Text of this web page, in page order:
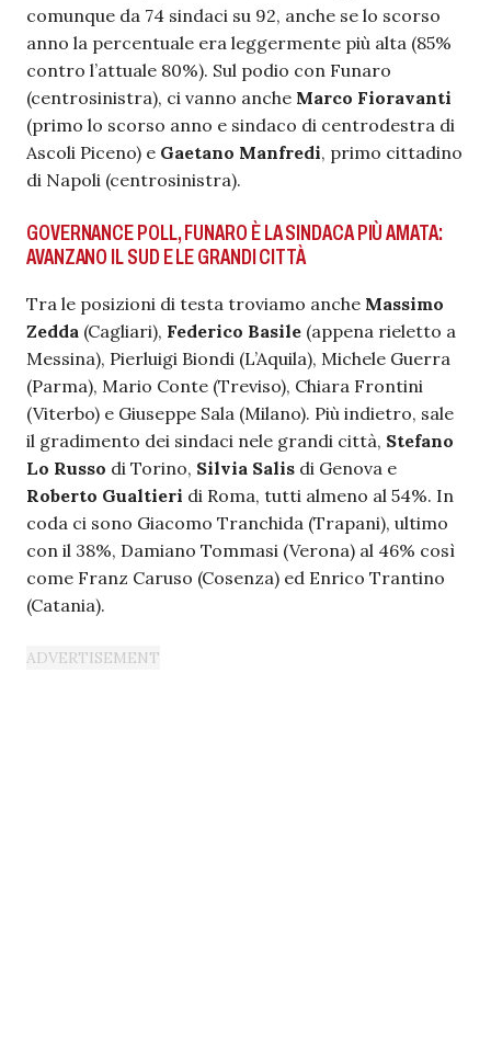
comunque da 74 sindaci su 92, anche se lo scorso
anno la percentuale era leggermente più alta (85%
contro l’attuale 80%). Sul podio con Funaro
(centrosinistra), ci vanno anche Marco Fioravanti
(primo lo scorso anno e sindaco di centrodestra di
Ascoli Piceno) e Gaetano Manfredi, primo cittadino
di Napoli (centrosinistra).
GOVERNANCE POLL, FUNARO È LA SINDACA PIÙ AMATA:
AVANZANO IL SUD E LE GRANDI CITTÀ
Tra le posizioni di testa troviamo anche Massimo
Zedda (Cagliari), Federico Basile (appena rieletto a
Messina), Pierluigi Biondi (L’Aquila), Michele Guerra
(Parma), Mario Conte (Treviso), Chiara Frontini
(Viterbo) e Giuseppe Sala (Milano). Più indietro, sale
il gradimento dei sindaci nele grandi città, Stefano
Lo Russo di Torino, Silvia Salis di Genova e
Roberto Gualtieri di Roma, tutti almeno al 54%. In
coda ci sono Giacomo Tranchida (Trapani), ultimo
con il 38%, Damiano Tommasi (Verona) al 46% così
come Franz Caruso (Cosenza) ed Enrico Trantino
(Catania).